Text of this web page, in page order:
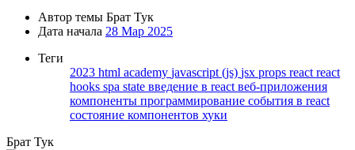
Автор темы Брат Тук
Дата начала 28 Мар 2025
Теги
2023 html academy javascript (js) jsx props react react
hooks spa state введение в react веб-приложения
компоненты программирование события в react
состояние компонентов хуки
Брат Тук